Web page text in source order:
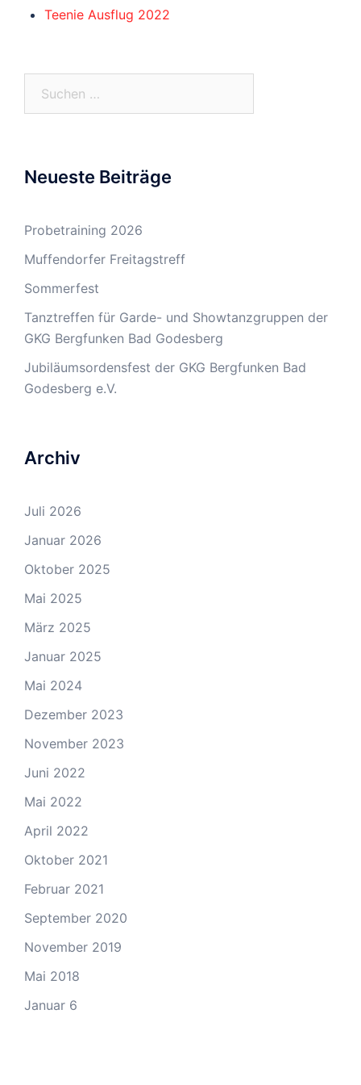
Teenie Ausflug 2022
Neueste Beiträge
Probetraining 2026
Muffendorfer Freitagstreff
Sommerfest
Tanztreffen für Garde- und Showtanzgruppen der
GKG Bergfunken Bad Godesberg
Jubiläumsordensfest der GKG Bergfunken Bad
Godesberg e.V.
Archiv
Juli 2026
Januar 2026
Oktober 2025
Mai 2025
März 2025
Januar 2025
Mai 2024
Dezember 2023
November 2023
Juni 2022
Mai 2022
April 2022
Oktober 2021
Februar 2021
September 2020
November 2019
Mai 2018
Januar 6